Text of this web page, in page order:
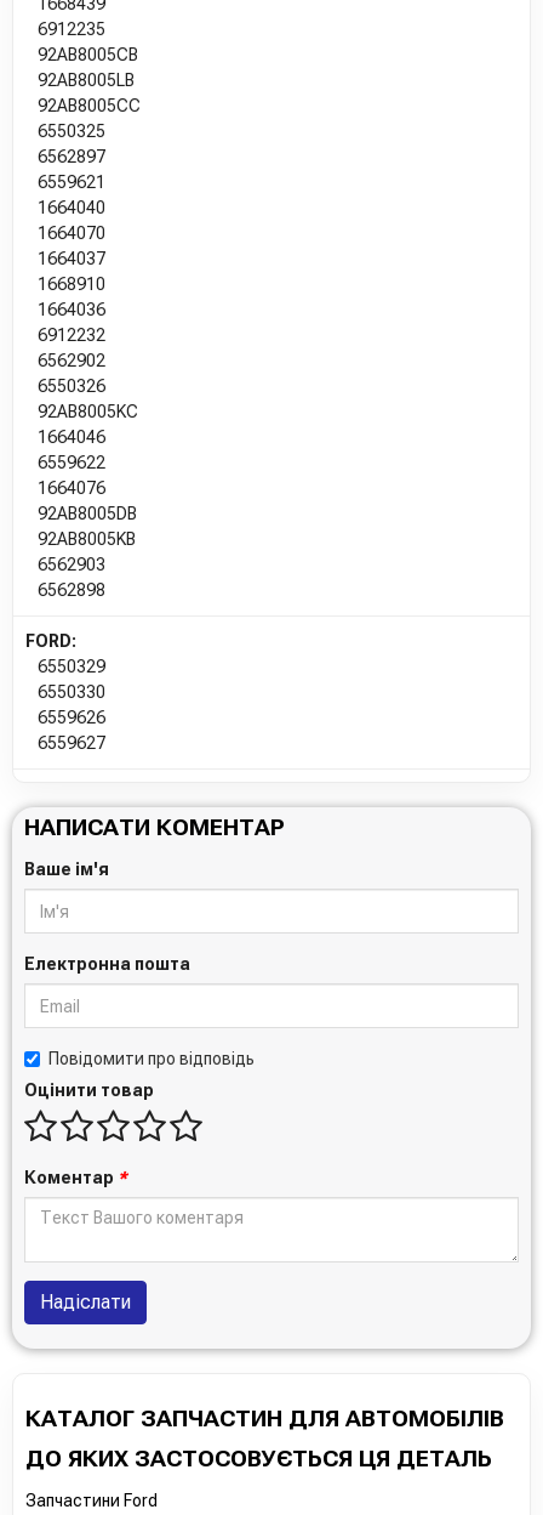
1668439
6912235
92AB8005CB
92AB8005LB
92AB8005CC
6550325
6562897
6559621
1664040
1664070
1664037
1668910
1664036
6912232
6562902
6550326
92AB8005KC
1664046
6559622
1664076
92AB8005DB
92AB8005KB
6562903
6562898
FORD:
6550329
6550330
6559626
6559627
НАПИСАТИ КОМЕНТАР
Ваше ім'я
Електронна пошта
Повідомити про відповідь
Оцінити товар
Коментар *
Надіслати
КАТАЛОГ ЗАПЧАСТИН ДЛЯ АВТОМОБІЛІВ
ДО ЯКИХ ЗАСТОСОВУЄТЬСЯ ЦЯ ДЕТАЛЬ
Запчастини Ford